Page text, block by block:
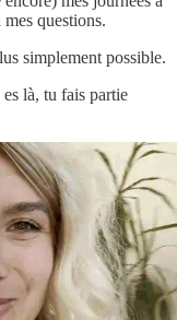
questions.
simplement possible.
là, tu fais partie